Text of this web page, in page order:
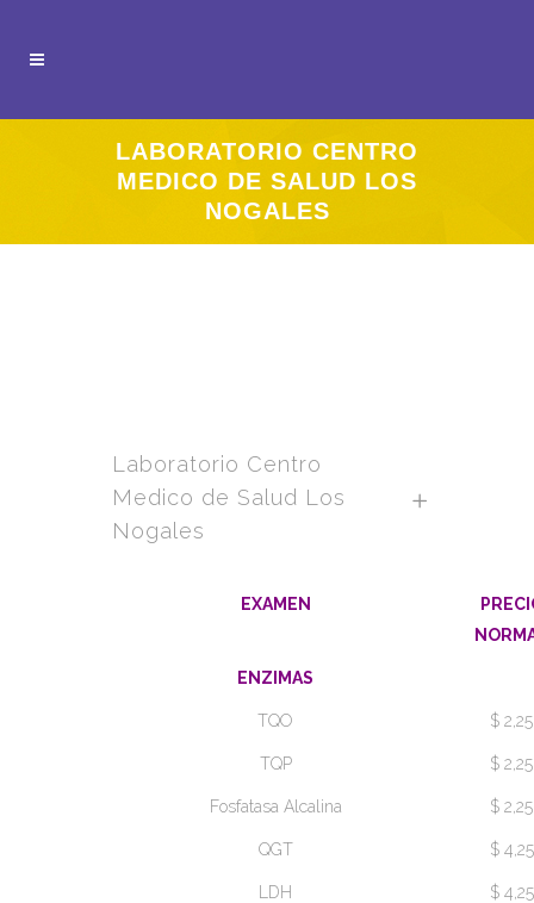
LABORATORIO CENTRO
MEDICO DE SALUD LOS
NOGALES
Laboratorio Centro
Medico de Salud Los
Nogales
EXAMEN
ENZIMAS
TQO $ 2,25
TQP $ 2,25
Fosfatasa Alcalina $ 2,25
QGT $ 4,25
LDH $ 4,25